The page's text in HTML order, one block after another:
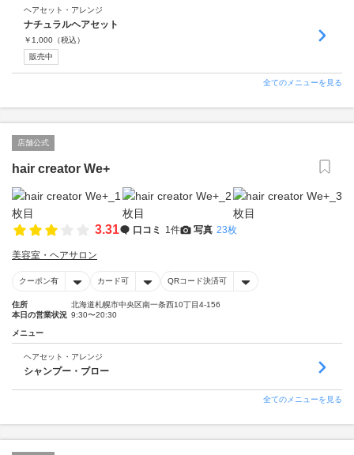
ヘアセット・アレンジ
ナチュラルヘアセット
￥ 1,000 （税込）
販売中
全てのメニューを見る
店舗公式
hair creator We+
3.31 口コミ 1件 写真 23枚
美容室・ヘアサロン
クーポン有 カード可 QRコード決済可
住所
北海道札幌市中央区南一条西10丁目4-156
本日の営業状況 9:30〜20:30
メニュー
ヘアセット・アレンジ
シャンプー・ブロー
全てのメニューを見る